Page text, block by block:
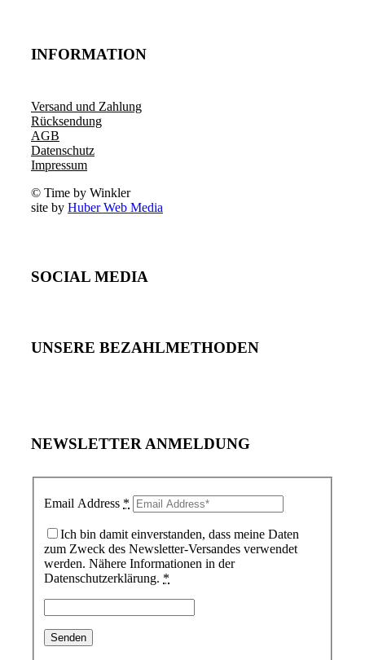
INFORMATION
Versand und Zahlung
Rücksendung
AGB
Datenschutz
Impressum
© Time by Winkler
site by Huber Web Media
SOCIAL MEDIA
UNSERE BEZAHLMETHODEN
NEWSLETTER ANMELDUNG
Email Address *
Ich bin damit einverstanden, dass meine Daten
zum Zweck des Newsletter-Versandes verwendet
werden. Nähere Informationen in der
Datenschutzerklärung. *